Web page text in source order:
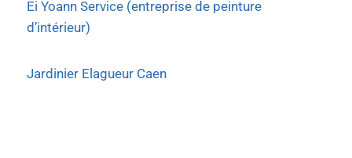
Ei Yoann Service (entreprise de peinture
d’intérieur)
Jardinier Elagueur Caen